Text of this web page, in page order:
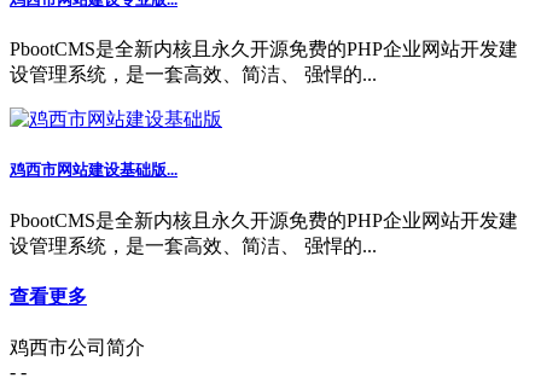
PbootCMS是全新内核且永久开源免费的PHP企业网站开发建
设管理系统，是一套高效、简洁、 强悍的...
鸡西市网站建设基础版...
PbootCMS是全新内核且永久开源免费的PHP企业网站开发建
设管理系统，是一套高效、简洁、 强悍的...
查看更多
鸡西市公司简介
- -